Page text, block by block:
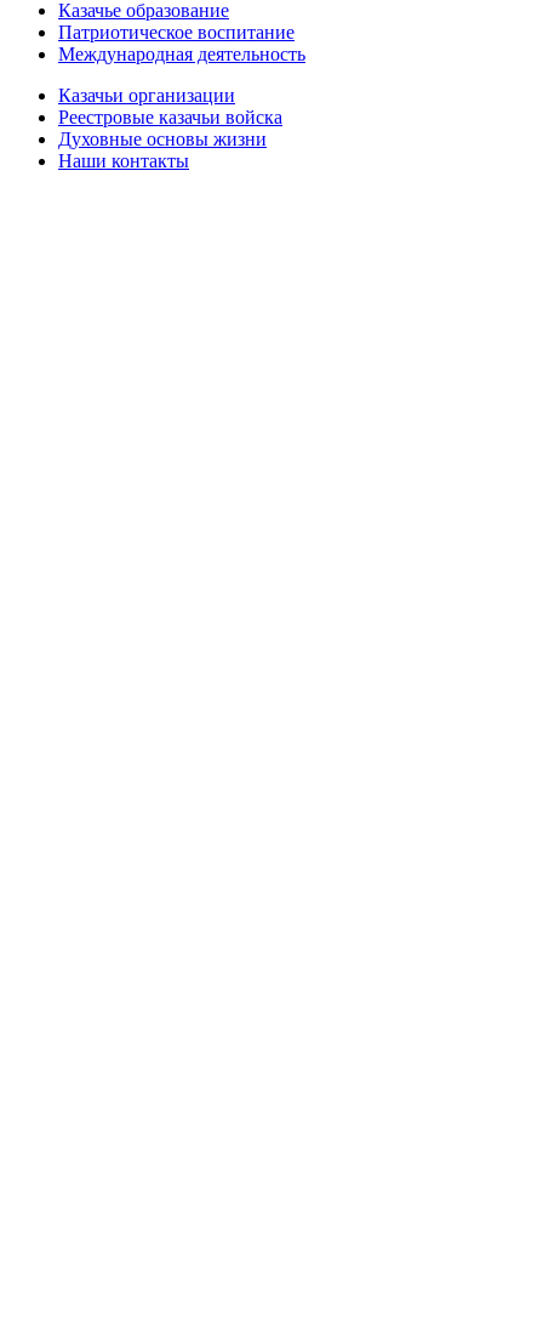
Казачье образование
Патриотическое воспитание
Международная деятельность
Казачьи организации
Реестровые казачьи войска
Духовные основы жизни
Наши контакты